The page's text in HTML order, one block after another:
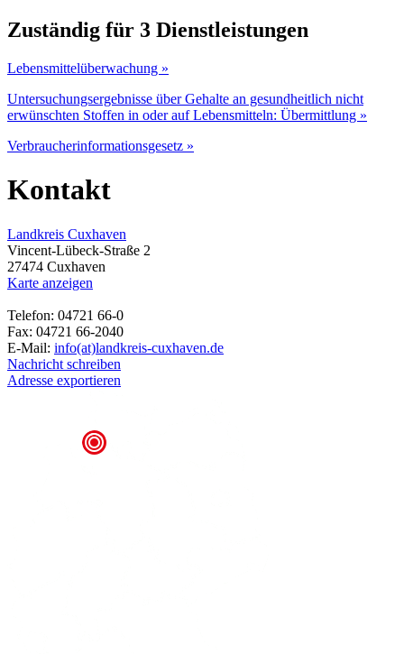
Zuständig für 3 Dienstleistungen
Lebensmittelüberwachung »
Untersuchungsergebnisse über Gehalte an gesundheitlich nicht
erwünschten Stoffen in oder auf Lebensmitteln: Übermittlung »
Verbraucherinformationsgesetz »
Kontakt
Landkreis Cuxhaven
Vincent-Lübeck-Straße 2
27474 Cuxhaven
Karte anzeigen
Telefon: 04721 66-0
Fax: 04721 66-2040
E-Mail: info(at)landkreis-cuxhaven.de
Nachricht schreiben
Adresse exportieren